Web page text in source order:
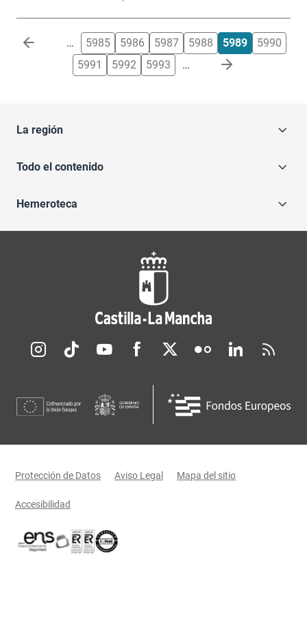
Paginación … 5985 5986 5987 5988 5989
5990
5991
5992 5993 …
La región
Todo el contenido
Hemeroteca
Redes sociales JCCM
Menú legal
Protección de Datos Aviso Legal Mapa del sitio
Accesibilidad